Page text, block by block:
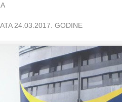
24.03.2017. GODINE